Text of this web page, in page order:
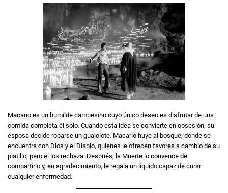
Macario es un humilde campesino cuyo único deseo es disfrutar de una
comida completa él solo. Cuando esta idea se convierte en obsesión, su
esposa decide robarse un guajolote. Macario huye al bosque, donde se
encuentra con Dios y el Diablo, quienes le ofrecen favores a cambio de su
platillo, pero él los rechaza. Después, la Muerte lo convence de
compartirlo y, en agradecimiento, le regala un líquido capaz de curar
cualquier enfermedad.